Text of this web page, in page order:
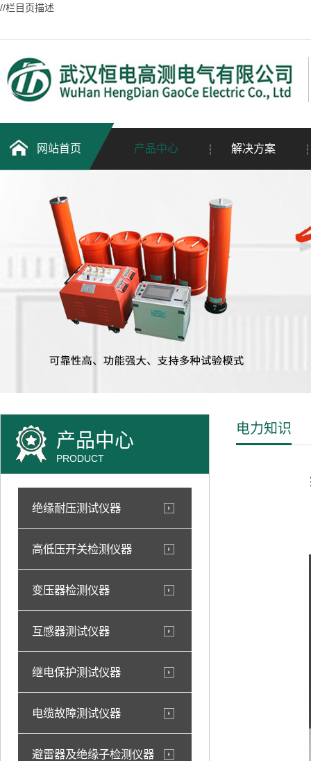
//栏目页描述
网站首页 产品中心 解决方案
产品中心
PRODUCT
绝缘耐压测试仪器
高低压开关检测仪器
变压器检测仪器
互感器测试仪器
继电保护测试仪器
电缆故障测试仪器
避雷器及绝缘子检测仪器
电力知识